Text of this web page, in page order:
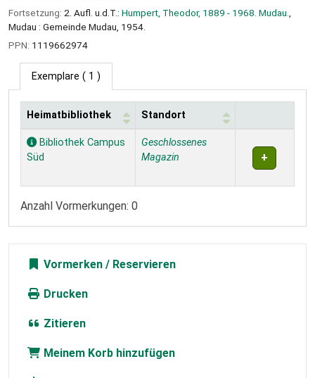
Fortsetzung: 2. Aufl. u.d.T.: Humpert, Theodor, 1889 - 1968. Mudau.
Mudau : Gemeinde Mudau, 1954.
PPN: 1119662974
Exemplare ( 1 )
Exemplare
Heimatbibliothek Standort
Bibliothek Campus
Süd
Geschlossenes
Magazin
Anzahl Vormerkungen: 0
Vormerken
Drucken
Zitieren
Meinem Korb hinzufügen